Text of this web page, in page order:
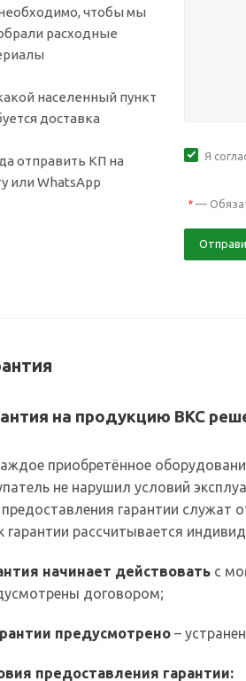
чтобы мы
расходные
населенный пункт
доставка
отправить КП на
или WhatsApp
Я
* —
на продукцию ВКС
приобретённое
не нарушил условий
гарантии служат
гарантии рассчитывается
начинает действовать с
договором;
предусмотрено –
предоставления гарантии: